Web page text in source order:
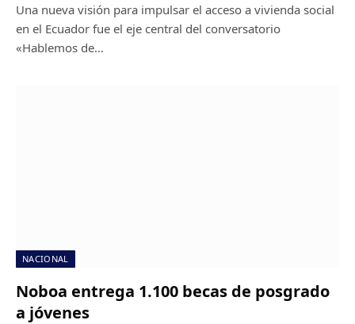
Una nueva visión para impulsar el acceso a vivienda social
en el Ecuador fue el eje central del conversatorio
«Hablemos de…
NACIONAL
Noboa entrega 1.100 becas de posgrado
a jóvenes